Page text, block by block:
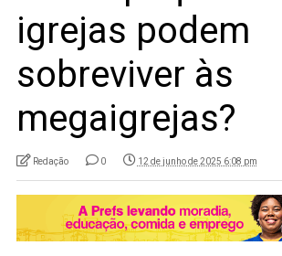
igrejas podem
sobreviver às
megaigrejas?
Redação 0 12 de junho de 2025 6:08 pm